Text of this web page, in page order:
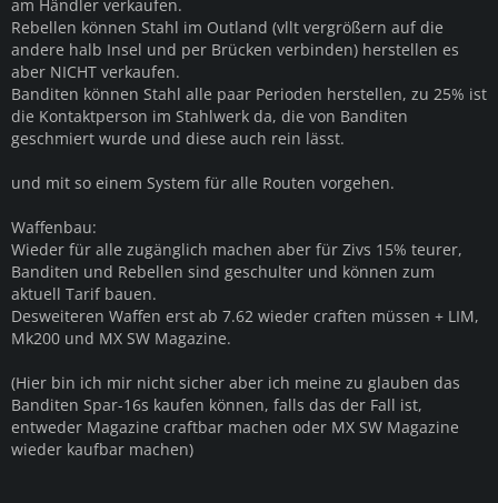
am Händler verkaufen.
Rebellen können Stahl im Outland (vllt vergrößern auf die
andere halb Insel und per Brücken verbinden) herstellen es
aber NICHT verkaufen.
Banditen können Stahl alle paar Perioden herstellen, zu 25% ist
die Kontaktperson im Stahlwerk da, die von Banditen
geschmiert wurde und diese auch rein lässt.
und mit so einem System für alle Routen vorgehen.
Waffenbau:
Wieder für alle zugänglich machen aber für Zivs 15% teurer,
Banditen und Rebellen sind geschulter und können zum
aktuell Tarif bauen.
Desweiteren Waffen erst ab 7.62 wieder craften müssen + LIM,
Mk200 und MX SW Magazine.
(Hier bin ich mir nicht sicher aber ich meine zu glauben das
Banditen Spar-16s kaufen können, falls das der Fall ist,
entweder Magazine craftbar machen oder MX SW Magazine
wieder kaufbar machen)